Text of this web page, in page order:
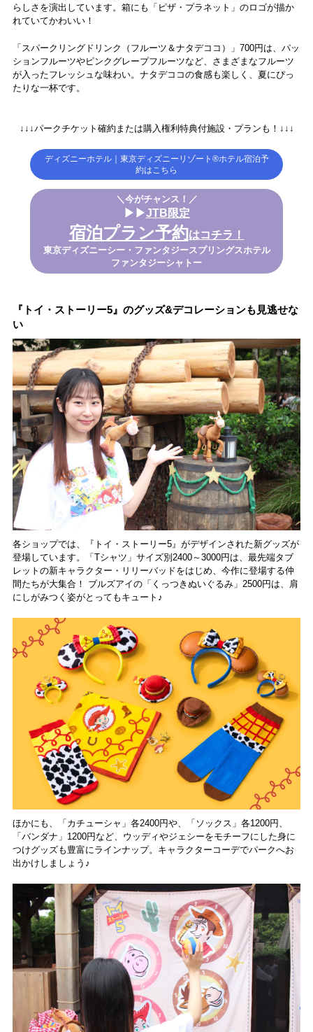
らしさを演出しています。箱にも「ピザ・プラネット」のロゴが描か
れていてかわいい！
「スパークリングドリンク（フルーツ＆ナタデココ）」700円は、パッ
ションフルーツやピンクグレープフルーツなど、さまざまなフルーツ
が入ったフレッシュな味わい。ナタデココの食感も楽しく、夏にぴっ
たりな一杯です。
↓↓↓パークチケット確約または購入権利特典付施設・プランも！↓↓↓
ディズニーホテル｜東京ディズニーリゾート®ホテル宿泊予
約はこちら
＼今がチャンス！／
▶▶JTB限定
宿泊プラン予約はコチラ！
東京ディズニーシー・ファンタジースプリングスホテル
ファンタジーシャトー
『トイ・ストーリー5』のグッズ&デコレーションも見逃せな
い
各ショップでは、『トイ・ストーリー5』がデザインされた新グッズが
登場しています。「Tシャツ」サイズ別2400～3000円は、最先端タブ
レットの新キャラクター・リリーバッドをはじめ、今作に登場する仲
間たちが大集合！ ブルズアイの「くっつきぬいぐるみ」2500円は、肩
にしがみつく姿がとってもキュート♪
ほかにも、「カチューシャ」各2400円や、「ソックス」各1200円、
「バンダナ」1200円など、ウッディやジェシーをモチーフにした身に
つけグッズも豊富にラインナップ。キャラクターコーデでパークへお
出かけしましょう♪